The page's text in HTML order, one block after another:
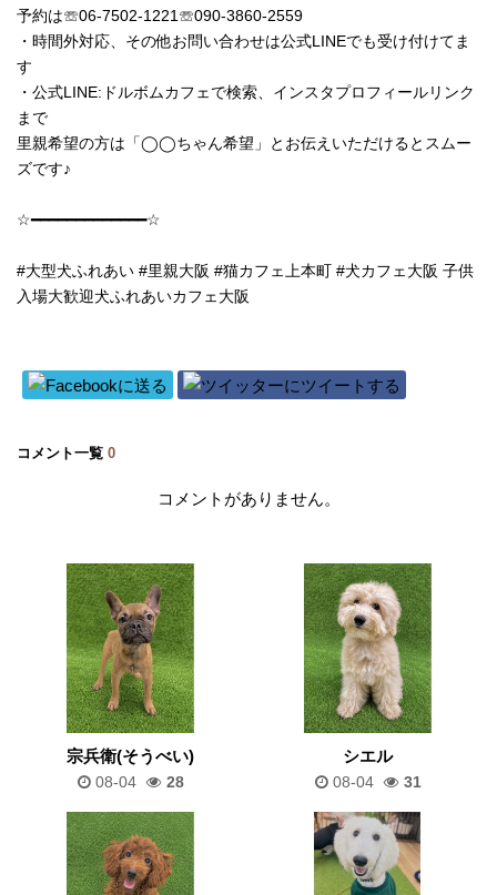
予約は☏06‐7502‐1221☏090-3860-2559
・時間外対応、その他お問い合わせは公式LINEでも受け付けてま
す
・公式LINE:ドルボムカフェで検索、インスタプロフィールリンク
まで
里親希望の方は「◯◯ちゃん希望」とお伝えいただけるとスムー
ズです♪
☆━━━━━━━━━━━━━☆
#大型犬ふれあい #里親大阪 #猫カフェ上本町 #犬カフェ大阪 子供
入場大歓迎犬ふれあいカフェ大阪
コメント一覧 0
コメントがありません。
宗兵衛(そうべい)
08-04 28
シエル
08-04 31